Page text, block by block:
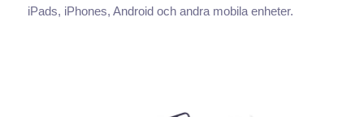
iPads, iPhones, Android och andra mobila enheter.